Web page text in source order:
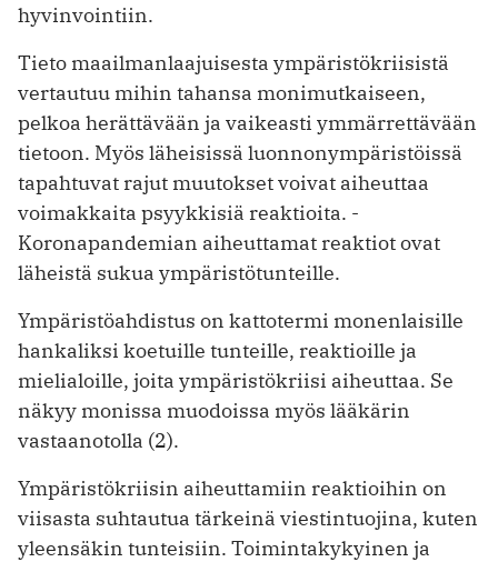
hyvinvointiin.
Tieto maailmanlaajuisesta ympäristökriisistä
vertautuu mihin tahansa monimutkaiseen,
pelkoa herättävään ja vaikeasti ymmärrettävään
tietoon. Myös ­läheisissä luonnonympäristöissä
tapahtuvat rajut muutokset voivat aiheuttaa
voimakkaita psyykkisiä ­reaktioita. ­
Koronapandemian aiheuttamat reaktiot ovat
läheistä sukua ympäristötunteille.
Ympäristöahdistus on kattotermi monenlaisille
hankaliksi koetuille tunteille, reaktioille ja
mielialoille, joita ympäristökriisi aiheuttaa. Se
näkyy monissa muodoissa myös lääkärin
vastaanotolla (2).
Ympäristökriisin aiheuttamiin reak­tioihin on
viisasta suhtautua tärkeinä viestintuojina, kuten
yleensäkin tunteisiin. Toimintakykyinen ja